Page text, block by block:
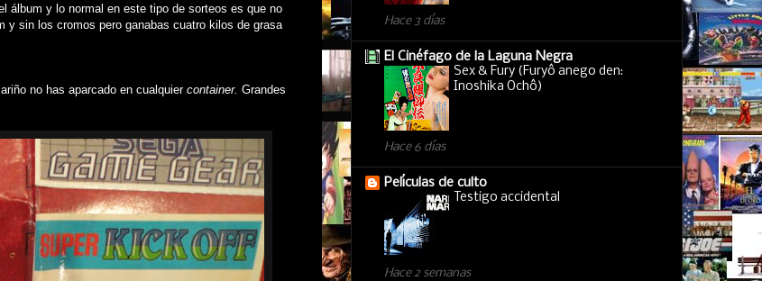
álbum y lo normal en este tipo de sorteos es que no
y sin los cromos pero ganabas cuatro kilos de grasa
no has aparcado en cualquiercontainer. Grandes
Hace 3 días
El Cinéfago de la Laguna Negra
Sex & Fury (Furyô anego den:
Inoshika Ochô)
Hace 6 días
Películas de culto
Testigo accidental
Hace 2 semanas